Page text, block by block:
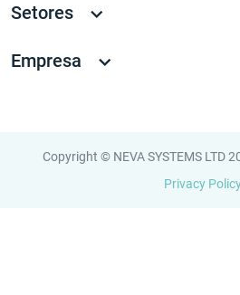
Setores
Empresa
Copyright © NEVA SYSTEMS LTD
Privacy